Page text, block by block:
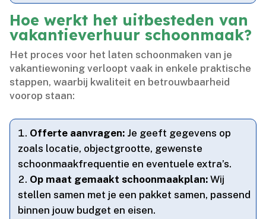
Hoe werkt het uitbesteden van
vakantieverhuur schoonmaak?
Het proces voor het laten schoonmaken van je
vakantiewoning verloopt vaak in enkele praktische
stappen, waarbij kwaliteit en betrouwbaarheid
voorop staan:
Offerte aanvragen: Je geeft gegevens op
zoals locatie, objectgrootte, gewenste
schoonmaakfrequentie en eventuele extra’s.​
Op maat gemaakt schoonmaakplan: Wij
stellen samen met je een pakket samen, passend
binnen jouw budget en eisen.​